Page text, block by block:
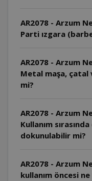
AR2078 - Arzum
Parti ızgara
AR2078 - Arzum
Metal maşa, çatal
mi?
AR2078 - Arzum
Kullanım
dokunulabilir mi?
AR2078 - Arzum
kullanım öncesi ne